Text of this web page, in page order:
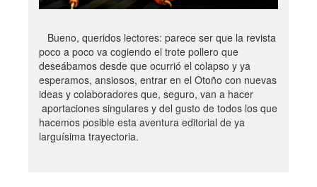
Bueno, queridos lectores: parece ser que la revista
poco a poco va cogiendo el trote pollero que
deseábamos desde que ocurrió el colapso y ya
esperamos, ansiosos, entrar en el Otoño con nuevas
ideas y colaboradores que, seguro, van a hacer
aportaciones singulares y del gusto de todos los que
hacemos posible esta aventura editorial de ya
larguísima trayectoria.